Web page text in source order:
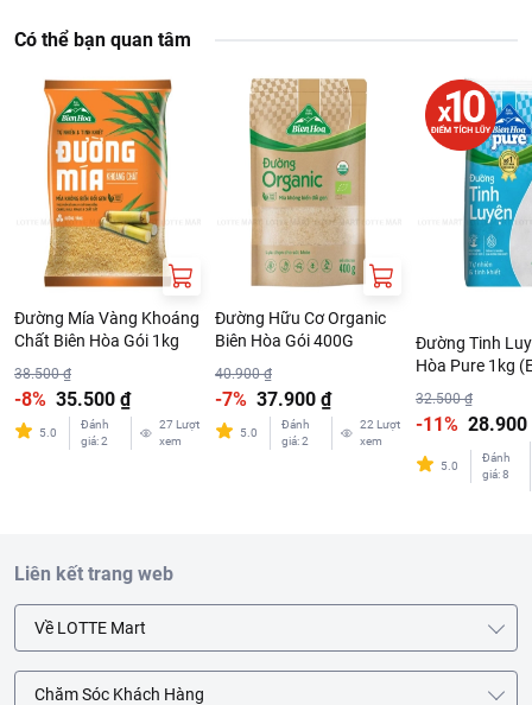
Có thể bạn quan tâm
Đường Mía Vàng Khoáng
Chất Biên Hòa Gói 1kg
38.500 ₫
-8% 35.500 ₫
5.0
Đánh
giá:2
27 Lượt
xem
Đường Hữu Cơ Organic
Biên Hòa Gói 400G
40.900 ₫
-7% 37.900 ₫
5.0
Đánh
giá:2
22 Lượt
xem
Đường Tinh
Hòa Pure 1kg
32.500 ₫
-11% 28.900
5.0
Đánh
giá:8
Liên kết trang web
Về LOTTE Mart
Chăm Sóc Khách Hàng